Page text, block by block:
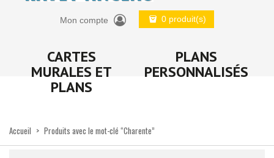
Mon compte 0 produit(s)
CARTES
MURALES ET
PLANS
PLANS
PERSONNALISÉS
Accueil > Produits avec le mot-clé “Charente”